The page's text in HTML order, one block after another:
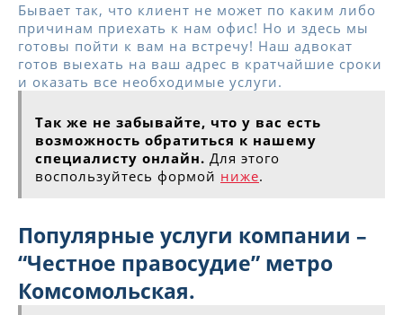
Бывает так, что клиент не может по каким либо
причинам приехать к нам офис! Но и здесь мы
готовы пойти к вам на встречу! Наш адвокат
готов выехать на ваш адрес в кратчайшие сроки
и оказать все необходимые услуги.
Так же не забывайте, что у вас есть
возможность обратиться к нашему
специалисту онлайн. Для этого
воспользуйтесь формой ниже.
Популярные услуги компании –
“Честное правосудие” метро
Комсомольская.